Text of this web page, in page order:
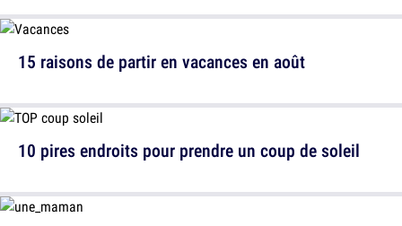
15 raisons de partir en vacances en août
10 pires endroits pour prendre un coup de soleil